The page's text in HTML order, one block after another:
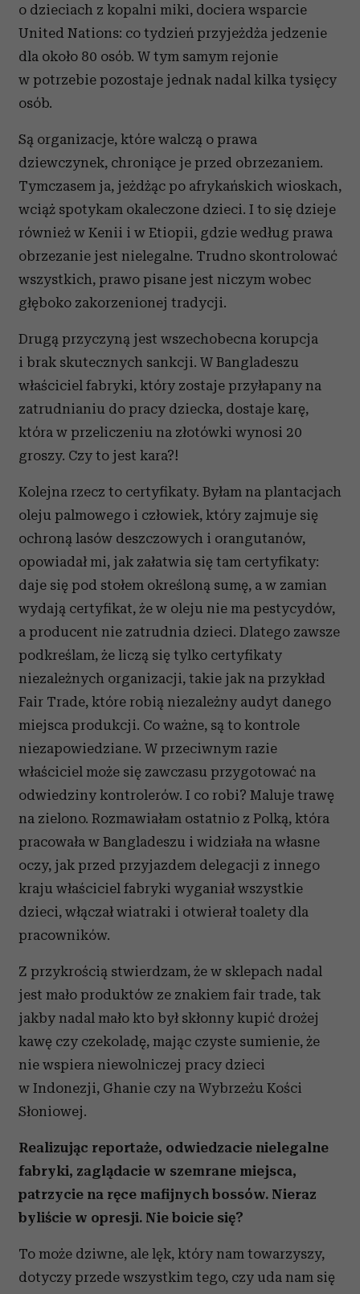
o dzieciach z kopalni miki, dociera wsparcie
United Nations: co tydzień przyjeżdża jedzenie
dla około 80 osób. W tym samym rejonie
w potrzebie pozostaje jednak nadal kilka tysięcy
osób.
Są organizacje, które walczą o prawa
dziewczynek, chroniące je przed obrzezaniem.
Tymczasem ja, jeżdżąc po afrykańskich wioskach,
wciąż spotykam okaleczone dzieci. I to się dzieje
również w Kenii i w Etiopii, gdzie według prawa
obrzezanie jest nielegalne. Trudno skontrolować
wszystkich, prawo pisane jest niczym wobec
głęboko zakorzenionej tradycji.
Drugą przyczyną jest wszechobecna korupcja
i brak skutecznych sankcji. W Bangladeszu
właściciel fabryki, który zostaje przyłapany na
zatrudnianiu do pracy dziecka, dostaje karę,
która w przeliczeniu na złotówki wynosi 20
groszy. Czy to jest kara?!
Kolejna rzecz to certyfikaty. Byłam na plantacjach
oleju palmowego i człowiek, który zajmuje się
ochroną lasów deszczowych i orangutanów,
opowiadał mi, jak załatwia się tam certyfikaty:
daje się pod stołem określoną sumę, a w zamian
wydają certyfikat, że w oleju nie ma pestycydów,
a producent nie zatrudnia dzieci. Dlatego zawsze
podkreślam, że liczą się tylko certyfikaty
niezależnych organizacji, takie jak na przykład
Fair Trade, które robią niezależny audyt danego
miejsca produkcji. Co ważne, są to kontrole
niezapowiedziane. W przeciwnym razie
właściciel może się zawczasu przygotować na
odwiedziny kontrolerów. I co robi? Maluje trawę
na zielono. Rozmawiałam ostatnio z Polką, która
pracowała w Bangladeszu i widziała na własne
oczy, jak przed przyjazdem delegacji z innego
kraju właściciel fabryki wyganiał wszystkie
dzieci, włączał wiatraki i otwierał toalety dla
pracowników.
Z przykrością stwierdzam, że w sklepach nadal
jest mało produktów ze znakiem fair trade, tak
jakby nadal mało kto był skłonny kupić drożej
kawę czy czekoladę, mając czyste sumienie, że
nie wspiera niewolniczej pracy dzieci
w Indonezji, Ghanie czy na Wybrzeżu Kości
Słoniowej.
Realizując reportaże, odwiedzacie nielegalne
fabryki, zaglądacie w szemrane miejsca,
patrzycie na ręce mafijnych bossów. Nieraz
byliście w opresji. Nie boicie się?
To może dziwne, ale lęk, który nam towarzyszy,
dotyczy przede wszystkim tego, czy uda nam się